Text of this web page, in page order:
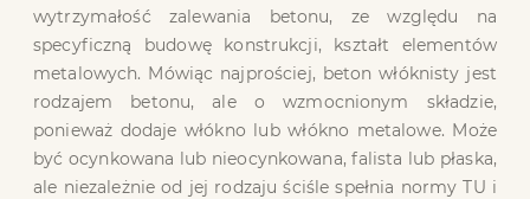
wytrzymałość zalewania betonu, ze względu na
specyficzną budowę konstrukcji, kształt elementów
metalowych. Mówiąc najprościej, beton włóknisty jest
rodzajem betonu, ale o wzmocnionym składzie,
ponieważ dodaje włókno lub włókno metalowe. Może
być ocynkowana lub nieocynkowana, falista lub płaska,
ale niezależnie od jej rodzaju ściśle spełnia normy TU i